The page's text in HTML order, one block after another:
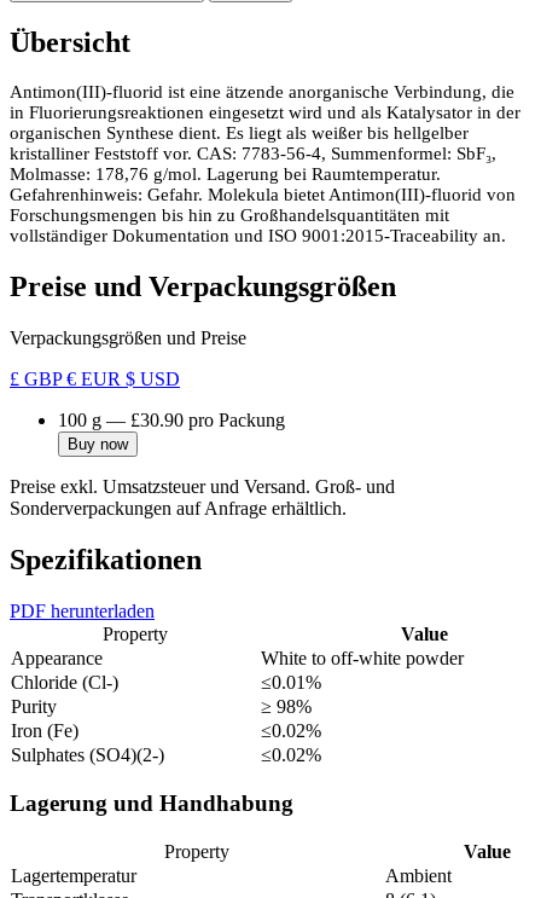
Übersicht
Antimon(III)-fluorid ist eine ätzende anorganische Verbindung, die
in Fluorierungsreaktionen eingesetzt wird und als Katalysator in der
organischen Synthese dient. Es liegt als weißer bis hellgelber
kristalliner Feststoff vor. CAS: 7783-56-4, Summenformel: SbF₃,
Molmasse: 178,76 g/mol. Lagerung bei Raumtemperatur.
Gefahrenhinweis: Gefahr. Molekula bietet Antimon(III)-fluorid von
Forschungsmengen bis hin zu Großhandelsquantitäten mit
vollständiger Dokumentation und ISO 9001:2015-Traceability an.
Preise und Verpackungsgrößen
Verpackungsgrößen und Preise
£ GBP€ EUR $ USD
100 g — £30.90 pro Packung
Buy now
Preise exkl. Umsatzsteuer und Versand. Groß- und
Sonderverpackungen auf Anfrage erhältlich.
Spezifikationen
PDF herunterladen
Property
Value
Appearance
White to off-white powder
Chloride (Cl-)
≤0.01%
Purity
≥ 98%
Iron (Fe)
≤0.02%
Sulphates (SO4)(2-)
≤0.02%
Lagerung und Handhabung
Property
Value
Lagertemperatur
Ambient